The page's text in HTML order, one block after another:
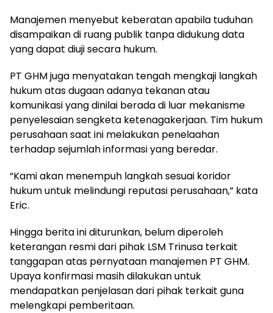
Manajemen menyebut keberatan apabila tuduhan
disampaikan di ruang publik tanpa didukung data
yang dapat diuji secara hukum.
PT GHM juga menyatakan tengah mengkaji langkah
hukum atas dugaan adanya tekanan atau
komunikasi yang dinilai berada di luar mekanisme
penyelesaian sengketa ketenagakerjaan. Tim hukum
perusahaan saat ini melakukan penelaahan
terhadap sejumlah informasi yang beredar.
“Kami akan menempuh langkah sesuai koridor
hukum untuk melindungi reputasi perusahaan,” kata
Eric.
Hingga berita ini diturunkan, belum diperoleh
keterangan resmi dari pihak LSM Trinusa terkait
tanggapan atas pernyataan manajemen PT GHM.
Upaya konfirmasi masih dilakukan untuk
mendapatkan penjelasan dari pihak terkait guna
melengkapi pemberitaan.